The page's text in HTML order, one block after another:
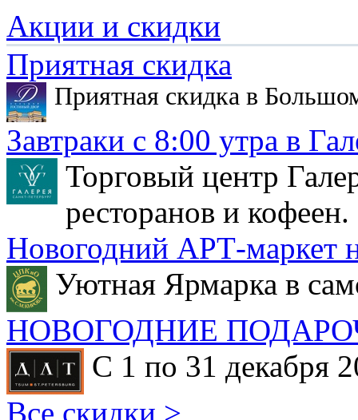
Акции и скидки
Приятная скидка
Приятная скидка в
Завтраки с 8:00 утра в
Торговый центр
ресторанов и кофеен.
Новогодний АРТ-маркет
Уютная Ярмарка в
НОВОГОДНИЕ
С 1 по 31 декабря
Все скидки >